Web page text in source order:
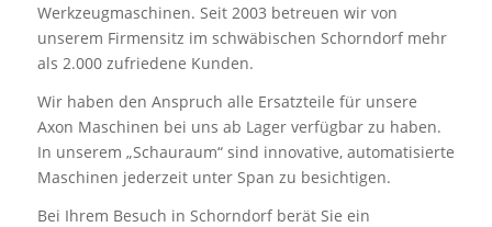
Werkzeugmaschinen. Seit 2003 betreuen wir von
unserem Firmensitz im schwäbischen Schorndorf mehr
als 2.000 zufriedene Kunden.
Wir haben den Anspruch alle Ersatzteile für unsere
Axon Maschinen bei uns ab Lager verfügbar zu haben.
In unserem „Schauraum“ sind innovative, automatisierte
Maschinen jederzeit unter Span zu besichtigen.
Bei Ihrem Besuch in Schorndorf berät Sie ein